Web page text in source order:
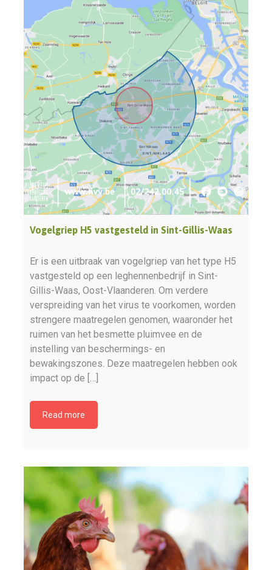
Vogelgriep H5 vastgesteld in Sint-Gillis-Waas
Er is een uitbraak van vogelgriep van het type H5
vastgesteld op een leghennenbedrijf in Sint-
Gillis-Waas, Oost-Vlaanderen. Om verdere
verspreiding van het virus te voorkomen, worden
strengere maatregelen genomen, waaronder het
ruimen van het besmette pluimvee en de
instelling van beschermings- en
bewakingszones. Deze maatregelen hebben ook
impact op de […]
Read more